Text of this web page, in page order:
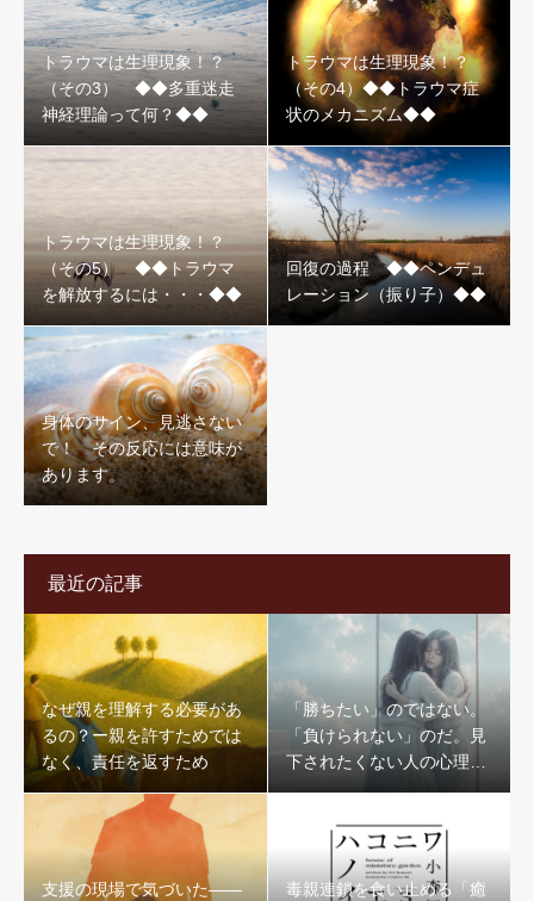
トラウマは生理現象！？
（その3） ◆◆多重迷走
神経理論って何？◆◆
トラウマは生理現象！？
（その4）◆◆トラウマ症
状のメカニズム◆◆
トラウマは生理現象！？
（その5） ◆◆トラウマ
を解放するには・・・◆◆
回復の過程 ◆◆ペンデュ
レーション（振り子）◆◆
身体のサイン、見逃さない
で！ その反応には意味が
あります。
最近の記事
なぜ親を理解する必要があ
るの？ー親を許すためでは
なく、責任を返すため
「勝ちたい」のではない。
「負けられない」のだ。見
下されたくない人の心理｜
支援の現場で気づいた——
毒親連鎖を食い止める「癒